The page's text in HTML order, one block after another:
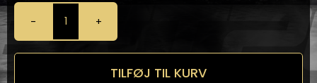
OZ
Ares
9X21
TILFØJ TIL KURV